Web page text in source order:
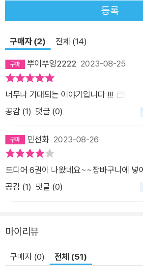
며 아산테와 웨지는 깊은 신뢰를 쌓는다. ‘
하기 위해 노력하는 사자들의 모습은 다
사는 일의 아름다움을 환기한다. 한편, 두
쓸해하던 와니니는 어느 날 바람에 실려
고 5권에서 와니니를 떠난 암사자 ‘마이샤
무사함에 감사한다. 초원의 기쁨과 슬픔을
우두머리로서 책임을 다하는 와니니에게
까? ‘푸른 사자 와니니’ 시리즈는 앞으로도
등록
구매자 (2) 전체 (14)
뿌이뿌잉2222 2023-08-25
너무나 기대되는 이야기입니다 !!!
공감 (1) 댓글 (0)
민선화 2023-08-26
드디어 6권이 나왔네요~~장바구니에 넣
공감 (1) 댓글 (0)
마이리뷰
구매자 (0) 전체 (51)